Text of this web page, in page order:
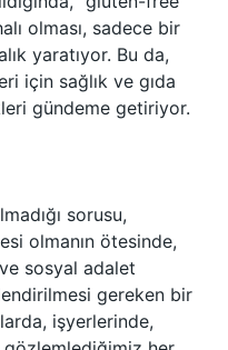
olması, sadece bir
yaratıyor. Bu da,
için sağlık ve gıda
gündeme getiriyor.
sorusu,
olmanın ötesinde,
sosyal adalet
gereken bir
işyerlerinde,